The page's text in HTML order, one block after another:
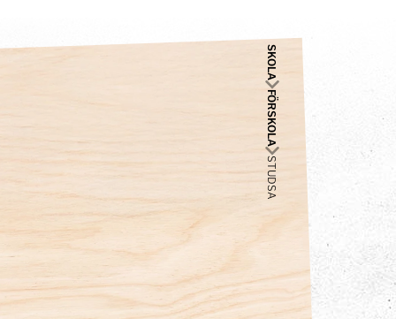
SKOLA
FÖRSKOLA
STUDSA